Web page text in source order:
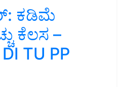
ಕಡಿಮೆ
ಕೆಲಸ –
TU PP